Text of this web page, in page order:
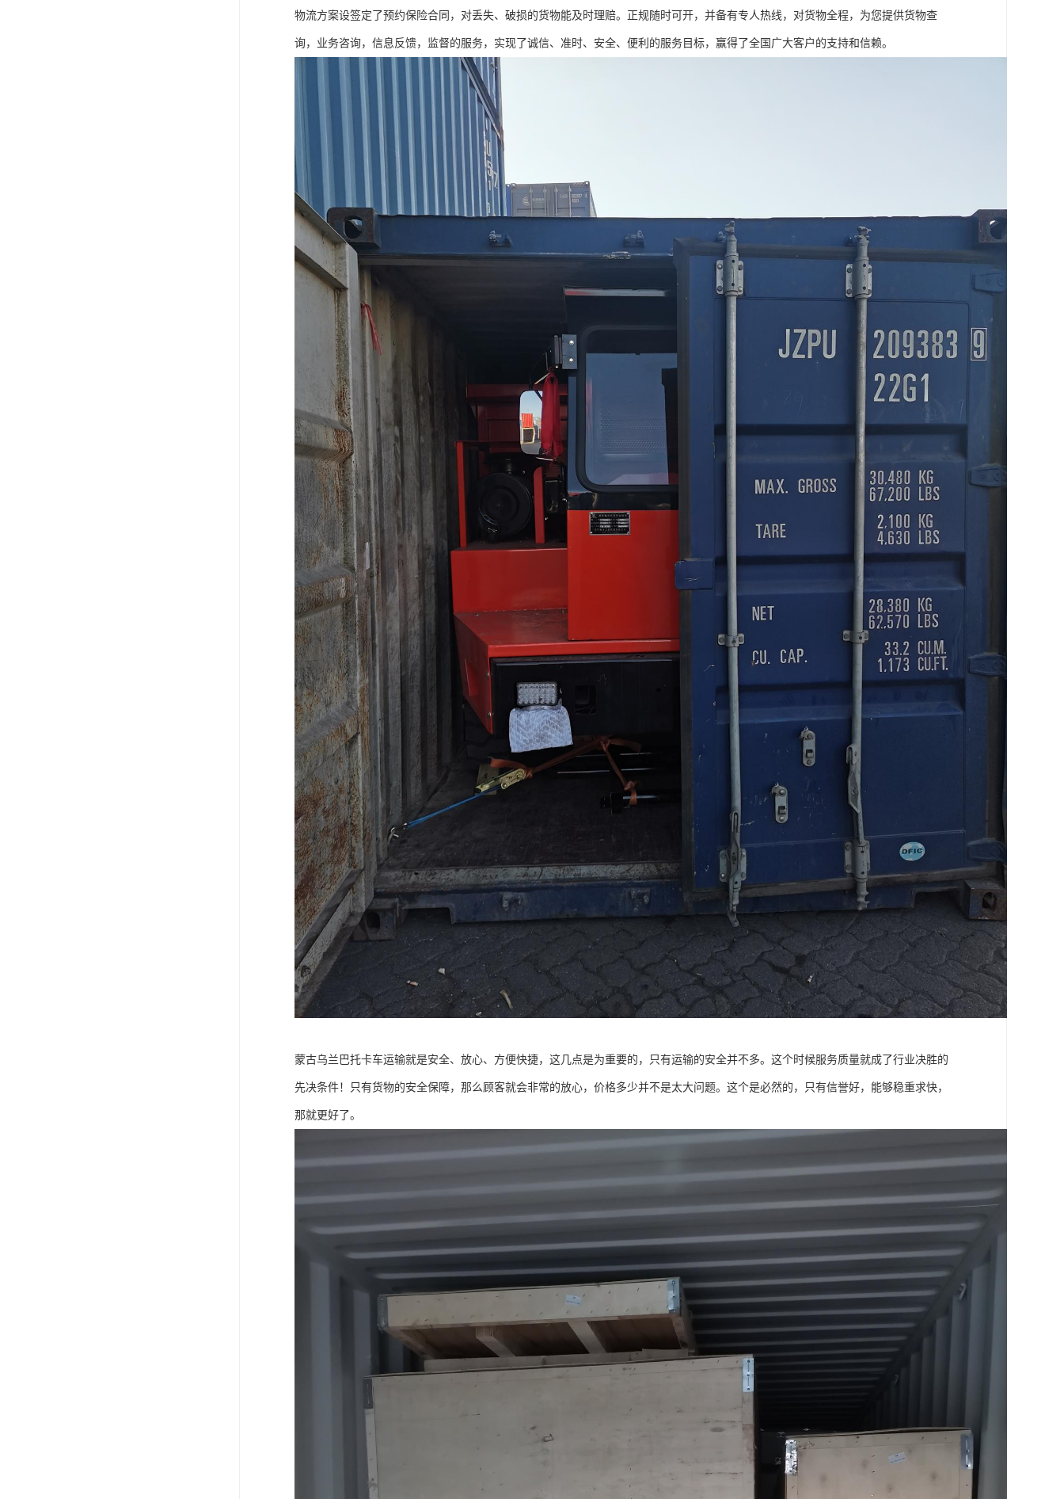
物流方案设签定了预约保险合同，对丢失、破损的货物能及时理赔。正规随时可开，并备有专人热线，对货物全程，为您提供货物查
询，业务咨询，信息反馈，监督的服务，实现了诚信、准时、安全、便利的服务目标，赢得了全国广大客户的支持和信赖。
蒙古乌兰巴托卡车运输就是安全、放心、方便快捷，这几点是为重要的，只有运输的安全并不多。这个时候服务质量就成了行业决胜的
先决条件！只有货物的安全保障，那么顾客就会非常的放心，价格多少并不是太大问题。这个是必然的，只有信誉好，能够稳重求快，
那就更好了。